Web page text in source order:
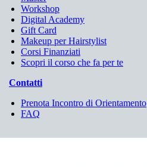
Workshop
Digital Academy
Gift Card
Makeup per Hairstylist
Corsi Finanziati
Scopri il corso che fa per te
Contatti
Prenota Incontro di Orientamento
FAQ